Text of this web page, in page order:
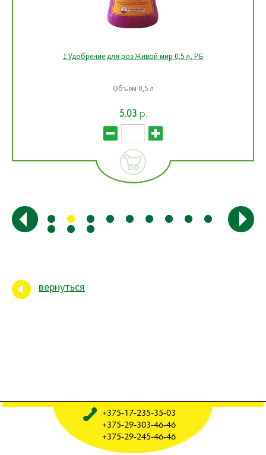
1 Удобрение для роз Живой мир 0,5 л, РБ
Объем 0,5 л
вернуться
+375-17-235-35-03
+375-29-303-46-46
+375-29-245-46-46